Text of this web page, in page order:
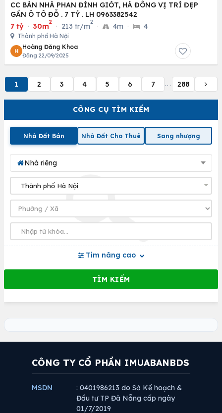
CÔNG CỤ TÌM KIẾM
Nhà Đất Bán Nhà Đất Cho Thuê Sang nhượng
Nhà riêng
Tìm nâng cao
CC BÁN NHÀ PHAN ĐÌNH GIÓT, HÀ ĐÔNG VỊ TRÍ ĐẸP
GẦN Ô TÔ ĐỖ . 7 TỶ . LH 0963382542
7 tỷ · 30m
2
· 213 tr/m
2
· 4m · 4
Thành phố Hà Nội
H
Hoàng Đăng Khoa
Đăng 22/09/2025
1 2 3 4 5 6 7 ... 288
CÔNG TY CỔ PHẦN IMUABANBDS
MSDN
: 0401986213 do Sở Kế hoạch &
Đầu tư TP Đà Nẵng cấp ngày
01/7/2019